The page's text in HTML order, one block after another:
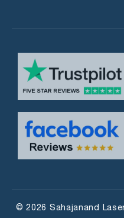
© 2026 Sahajanand